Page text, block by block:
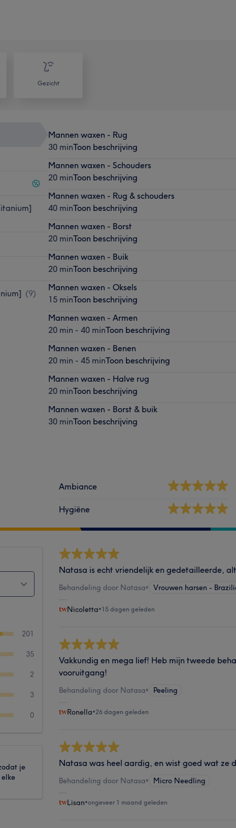
Gezicht
(9)
Mannen waxen - Rug
30 minToon beschrijving
Mannen waxen - Schouders
20 minToon beschrijving
Mannen waxen - Rug & schouders
40 minToon beschrijving
Mannen waxen - Borst
20 minToon beschrijving
Mannen waxen - Buik
20 minToon beschrijving
Mannen waxen - Oksels
15 minToon beschrijving
Mannen waxen - Armen
20 min - 40 minToon beschrijving
Mannen waxen - Benen
20 min - 45 minToon beschrijving
Mannen waxen - Halve rug
20 minToon beschrijving
Mannen waxen - Borst & buik
30 minToon beschrijving
Ambiance
Hygiëne
201
35
2
3
0
je
Natasa is echt vriendelijk en gedetailleerde,
Behandeling door Natasa• Vrouwen harsen -
Nicoletta•15 dagen geleden
Vakkundig en mega lief! Heb mijn tweede
vooruitgang!
Behandeling door Natasa• Peeling
Ronella•26 dagen geleden
Natasa was heel aardig, en wist goed wat ze
Behandeling door Natasa• Micro Needling
Lisan•ongeveer 1 maand geleden